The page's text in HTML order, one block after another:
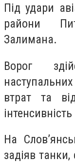
Під удари
райони
Залимана.
Ворог
втрат та
На
задіяв